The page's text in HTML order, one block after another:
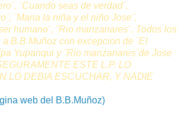
¨Cuando seas de verdad¨,
¨Maria la niña y el niño Jose¨,
humano¨, ¨Rio manzanares¨. Todos los
B.B.Muñoz con excepcion de ¨El
Yupanqui y ¨Rio manzanares¨de Jose
ESTE L.P. LO
LO DEBIA ESCUCHAR, Y NADIE
web del B.B.Muñoz)